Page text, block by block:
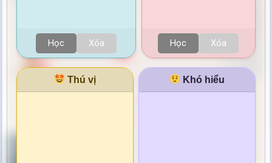
Học Xóa Học Xóa
Thú vị Khó hiểu